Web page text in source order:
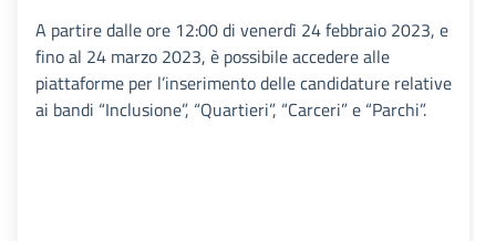
A partire dalle ore 12:00 di venerdì 24 febbraio 2023, e
fino al 24 marzo 2023, è possibile accedere alle
piattaforme per l’inserimento delle candidature relative
ai bandi “Inclusione”, “Quartieri”, “Carceri” e “Parchi”.